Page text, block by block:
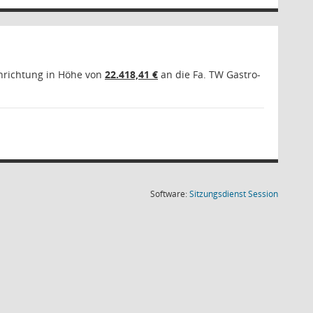
in Höhe von 22.418,41 € an die Fa. TW Gastro-
Software:SitzungsdienstSession(Wird in